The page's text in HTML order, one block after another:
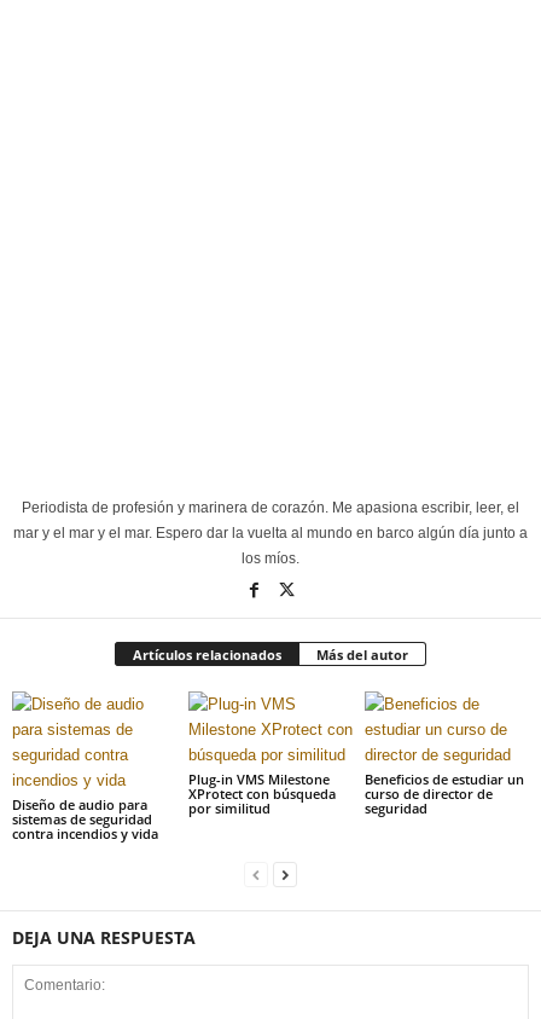
Periodista de profesión y marinera de corazón. Me apasiona escribir, leer, el
mar y el mar y el mar. Espero dar la vuelta al mundo en barco algún día junto a
los míos.
Artículos relacionados Más del autor
Diseño de audio para
sistemas de seguridad
contra incendios y vida
Plug-in VMS Milestone
XProtect con búsqueda
por similitud
Beneficios de estudiar un
curso de director de
seguridad
DEJA UNA RESPUESTA